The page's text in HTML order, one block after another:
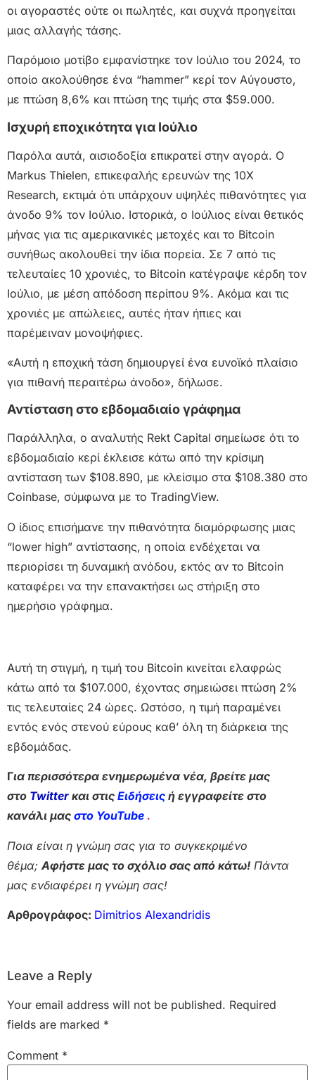
οι αγοραστές ούτε οι πωλητές, και συχνά προηγείται
μιας αλλαγής τάσης.
Παρόμοιο μοτίβο εμφανίστηκε τον Ιούλιο του 2024, το
οποίο ακολούθησε ένα “hammer” κερί τον Αύγουστο,
με πτώση 8,6% και πτώση της τιμής στα $59.000.
Ισχυρή εποχικότητα για Ιούλιο
Παρόλα αυτά, αισιοδοξία επικρατεί στην αγορά. Ο
Markus Thielen, επικεφαλής ερευνών της 10X
Research, εκτιμά ότι υπάρχουν υψηλές πιθανότητες για
άνοδο 9% τον Ιούλιο. Ιστορικά, ο Ιούλιος είναι θετικός
μήνας για τις αμερικανικές μετοχές και το Bitcoin
συνήθως ακολουθεί την ίδια πορεία. Σε 7 από τις
τελευταίες 10 χρονιές, το Bitcoin κατέγραψε κέρδη τον
Ιούλιο, με μέση απόδοση περίπου 9%. Ακόμα και τις
χρονιές με απώλειες, αυτές ήταν ήπιες και
παρέμειναν μονοψήφιες.
«Αυτή η εποχική τάση δημιουργεί ένα ευνοϊκό πλαίσιο
για πιθανή περαιτέρω άνοδο», δήλωσε.
Αντίσταση στο εβδομαδιαίο γράφημα
Παράλληλα, ο αναλυτής Rekt Capital σημείωσε ότι το
εβδομαδιαίο κερί έκλεισε κάτω από την κρίσιμη
αντίσταση των $108.890, με κλείσιμο στα $108.380 στο
Coinbase, σύμφωνα με το TradingView.
Ο ίδιος επισήμανε την πιθανότητα διαμόρφωσης μιας
“lower high” αντίστασης, η οποία ενδέχεται να
περιορίσει τη δυναμική ανόδου, εκτός αν το Bitcoin
καταφέρει να την επανακτήσει ως στήριξη στο
ημερήσιο γράφημα.
Αυτή τη στιγμή, η τιμή του Bitcoin κινείται ελαφρώς
κάτω από τα $107.000, έχοντας σημειώσει πτώση 2%
τις τελευταίες 24 ώρες. Ωστόσο, η τιμή παραμένει
εντός ενός στενού εύρους καθ’ όλη τη διάρκεια της
εβδομάδας.
Για περισσότερα ενημερωμένα νέα, βρείτε μας
στο Twitter και στις Ειδήσεις ή εγγραφείτε στο
κανάλι μας στο YouTube .
Ποια είναι η γνώμη σας για το συγκεκριμένο
θέμα; Αφήστε μας το σχόλιο σας από κάτω! Πάντα
μας ενδιαφέρει η γνώμη σας!
Αρθρογράφος: Dimitrios Alexandridis
Leave a Reply
Your email address will not be published. Required
fields are marked *
Comment *